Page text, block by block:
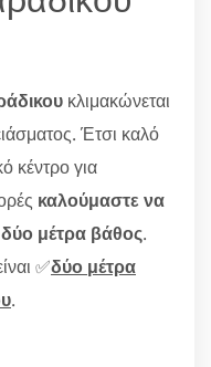
κλιμακώνεται
Έτσι καλό
κέντρο για
καλούμαστε να
μέτρα βάθος.
✅δύο μέτρα
.